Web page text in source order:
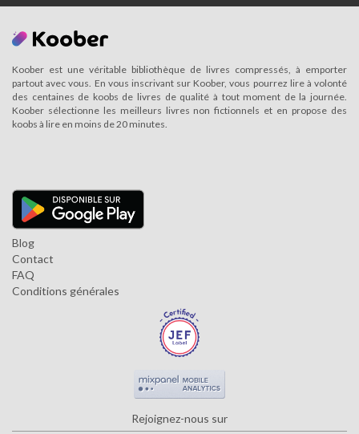
Koober est une véritable bibliothèque de livres compressés, à emporter
partout avec vous. En vous inscrivant sur Koober, vous pourrez lire à volonté
des centaines de koobs de livres de qualité à tout moment de la journée.
Koober sélectionne les meilleurs livres non fictionnels et en propose des
koobs à lire en moins de 20 minutes.
Blog
Contact
FAQ
Conditions générales
Rejoignez-nous sur